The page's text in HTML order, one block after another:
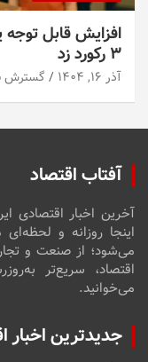
۳ رکورد زد
آذر ۱۶, ۱۴۰۴ گسترش
آفتاب اقتصاد
آخرین اخبار اقتصادی
اینجا روزانه و
می‌شود؛ از صنعت و
اقتصاد، سریع‌تر
می‌خوانید.
جدیدترین اخبار